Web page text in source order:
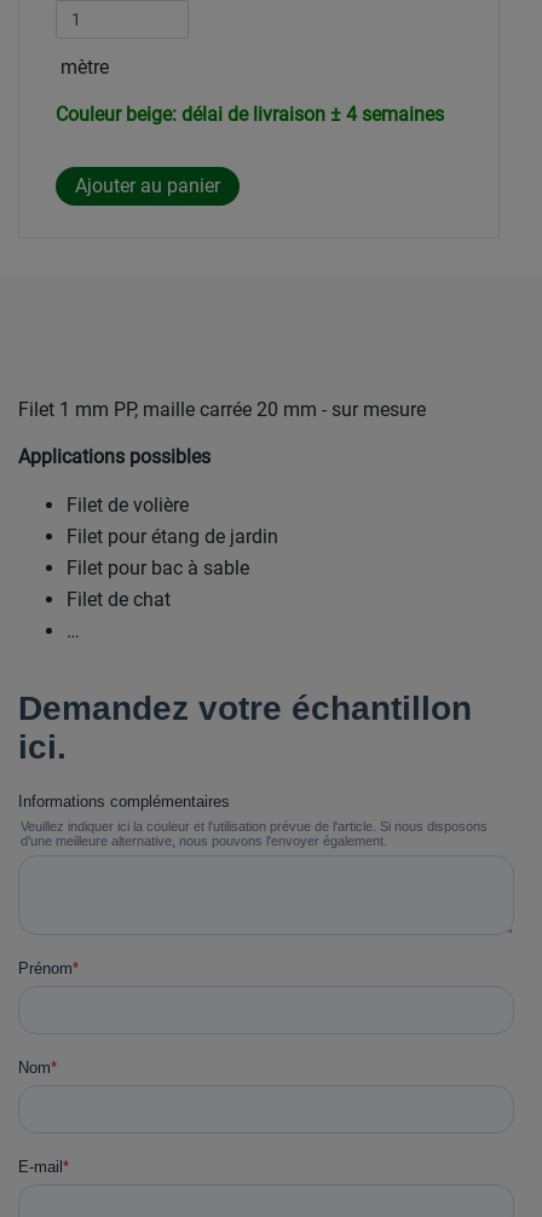
mètre
Couleur beige: délai de livraison ± 4 semaines
Filet 1 mm PP, maille carrée 20 mm - sur mesure
Applications possibles
Filet de volière
Filet pour étang de jardin
Filet pour bac à sable
Filet de chat
…